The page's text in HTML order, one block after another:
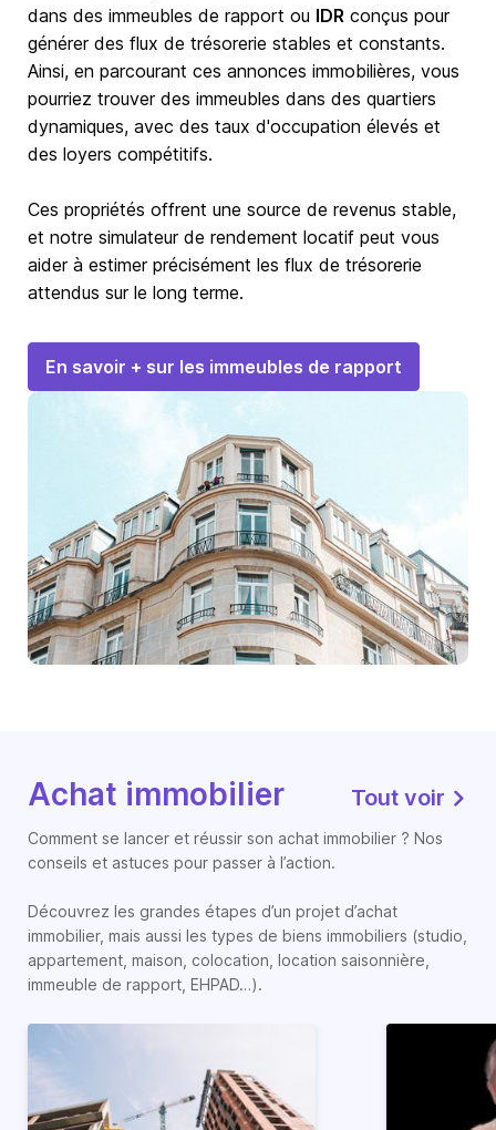
dans des immeubles de rapport ou IDR conçus pour
générer des flux de trésorerie stables et constants.
Ainsi, en parcourant ces annonces immobilières, vous
pourriez trouver des immeubles dans des quartiers
dynamiques, avec des taux d'occupation élevés et
des loyers compétitifs.
Ces propriétés offrent une source de revenus stable,
et notre simulateur de rendement locatif peut vous
aider à estimer précisément les flux de trésorerie
attendus sur le long terme.
En savoir + sur les immeubles de rapport
Achat immobilier Tout voir
Comment se lancer et réussir son achat immobilier ? Nos
conseils et astuces pour passer à l’action.
Découvrez les grandes étapes d’un projet d’achat
immobilier, mais aussi les types de biens immobiliers (studio,
appartement, maison, colocation, location saisonnière,
immeuble de rapport, EHPAD…).